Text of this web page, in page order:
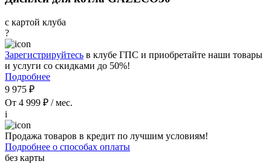
с картой клуба
?
Зарегистрируйтесь в клубе ГПС и приобретайте наши товары
и услуги со скидками до 50%!
Подробнее
9 975 ₽
От 4 999 ₽ / мес.
i
Продажа товаров в кредит по лучшим условиям!
Подробнее о способах оплаты
без карты